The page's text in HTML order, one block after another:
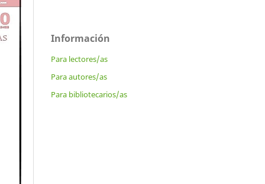
Información
Para lectores/as
Para autores/as
Para bibliotecarios/as